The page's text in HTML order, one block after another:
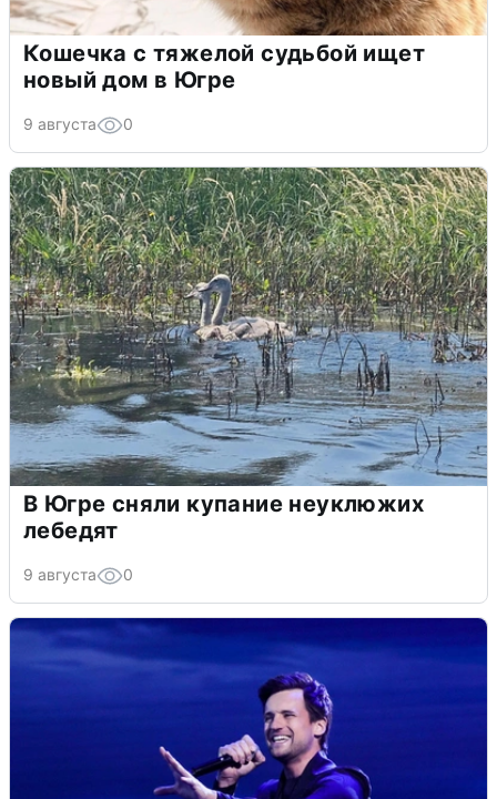
Кошечка с тяжелой судьбой ищет
новый дом в Югре
9 августа 0
В Югре сняли купание неуклюжих
лебедят
9 августа 0